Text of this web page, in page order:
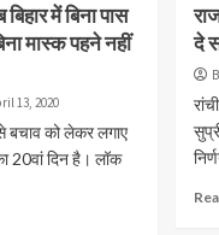
में बिना पास
मास्क पहने नहीं
13, 2020
बचाव को लेकर लगाए
20वां दिन है। लॉक
दे